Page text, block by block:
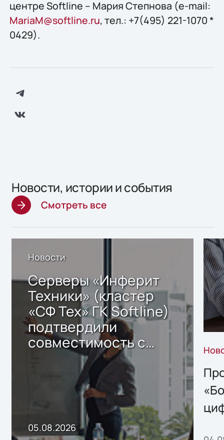
центре Softline – Мария Степнова (e-mail:
MariaM@softline.ru, тел.: +7(495) 221-1070 *
0429).
Новости, истории и события
Смотреть все
Новости
Серверы «Инферит
Техники» (кластер
«СФ Тех» ГК Softline)
подтвердили
совместимость с
решением Sharx
Storage 2.x для
хранения данных
05.08.2026